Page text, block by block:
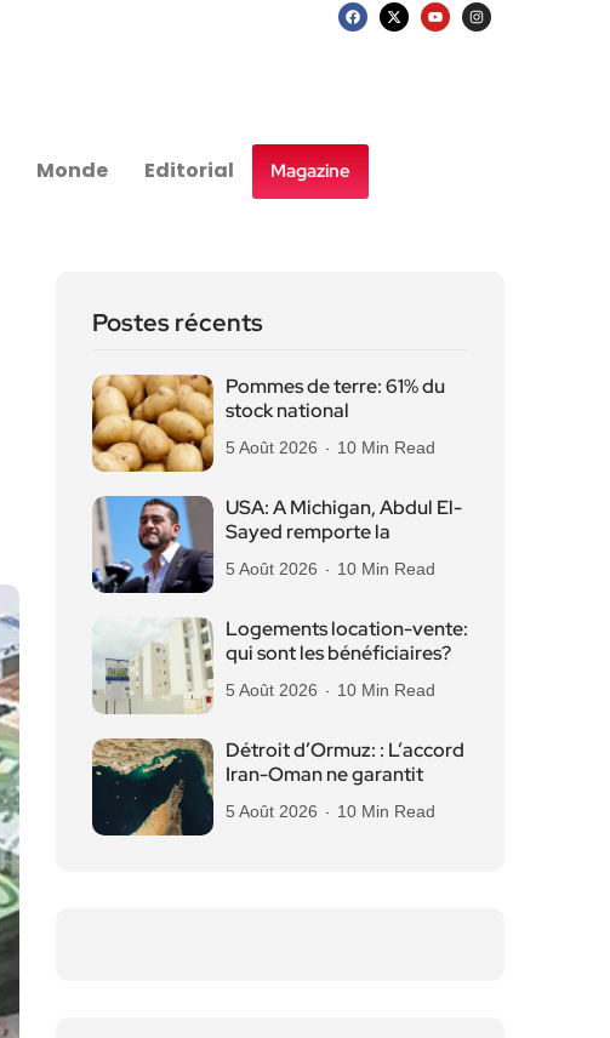
Monde Editorial Magazine
Postes récents
Pommes de terre: 61% du
stock national
5 Août 2026 10 Min Read
USA: A Michigan, Abdul El-
Sayed remporte la
5 Août 2026 10 Min Read
Logements location-vente:
qui sont les bénéficiaires?
5 Août 2026 10 Min Read
Détroit d’Ormuz: : L’accord
Iran-Oman ne garantit
5 Août 2026 10 Min Read